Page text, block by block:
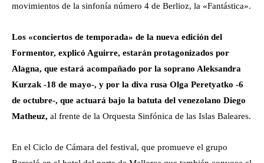
movimientos de la sinfonía número 4 de Berlioz, la «Fantástica».
Los «conciertos de temporada» de la nueva edición del
Formentor, explicó Aguirre, estarán protagonizados por
Alagna, que estará acompañado por la soprano Aleksandra
Kurzak -18 de mayo-, y por la diva rusa Olga Peretyatko -6
de octubre-, que actuará bajo la batuta del venezolano Diego
Matheuz, al frente de la Orquesta Sinfónica de las Islas Baleares.
En el Ciclo de Cámara del festival, que promueve el grupo